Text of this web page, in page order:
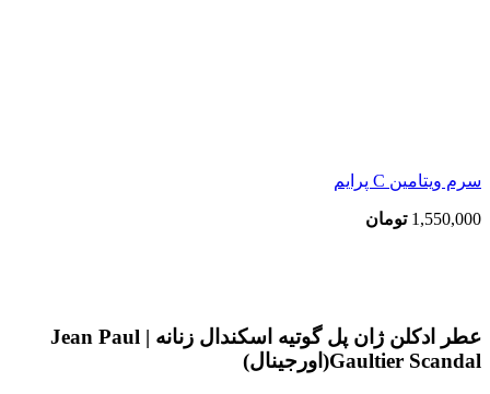
سرم ویتامین C پرایم
1,550,000 تومان
عطر ادکلن ژان پل گوتیه اسکندال زنانه | Jean Paul
Gaultier Scandal(اورجینال)